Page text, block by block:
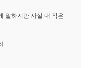
말하지만 사실 내 작은